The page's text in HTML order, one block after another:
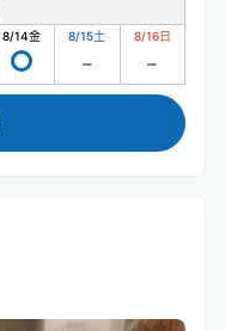
8/14金 8/15土 8/16日